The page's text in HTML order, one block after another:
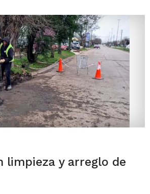
limpieza y arreglo de